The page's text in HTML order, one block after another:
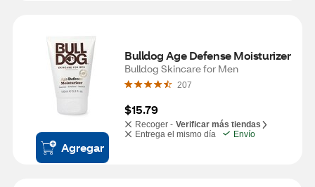
Agregar
Bulldog Age Defense Moisturizer
Bulldog Skincare for Men
207
$15.79
Recoger - Verificar más tiendas
Entrega el mismo día
Envío